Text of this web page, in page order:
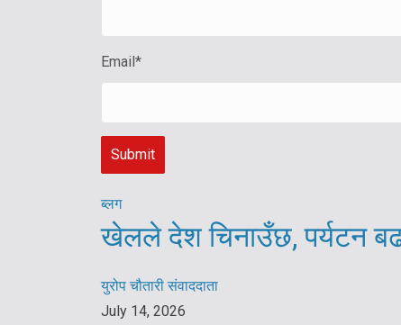
Email*
ब्लग
खेलले देश चिनाउँछ, पर्यटन
युरोप चौतारी संवाददाता
July 14, 2026